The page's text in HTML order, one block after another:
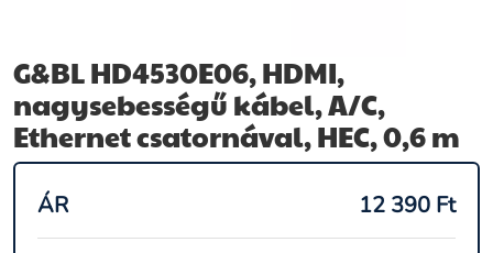
G&BL HD4530E06, HDMI,
nagysebességű kábel, A/C,
Ethernet csatornával, HEC, 0,6 m
ÁR 12 390 Ft